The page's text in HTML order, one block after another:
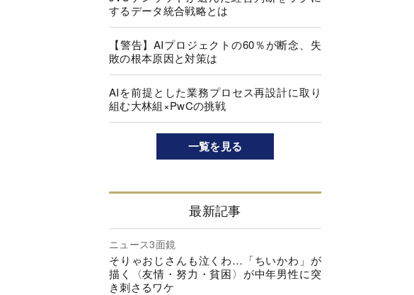
するデータ統合戦略とは
【警告】AIプロジェクトの60％が断念、失
敗の根本原因と対策は
AIを前提とした業務プロセス再設計に取り
組む大林組×PwCの挑戦
一覧を見る
最新記事
ニュース3面鏡
そりゃおじさんも泣くわ…「ちいかわ」が
描く〈友情・努力・貧困〉が中年男性に突
き刺さるワケ